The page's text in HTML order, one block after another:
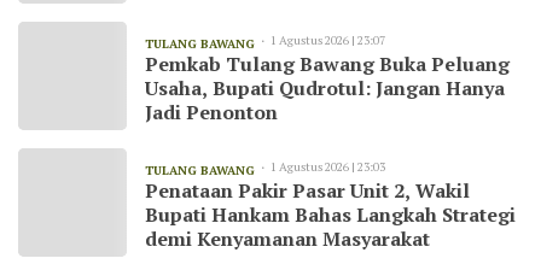
TULANG BAWANG 1 Agustus 2026 | 23:07
Pemkab Tulang Bawang Buka Peluang
Usaha, Bupati Qudrotul: Jangan Hanya
Jadi Penonton
TULANG BAWANG 1 Agustus 2026 | 23:03
Penataan Pakir Pasar Unit 2, Wakil
Bupati Hankam Bahas Langkah Strategi
demi Kenyamanan Masyarakat